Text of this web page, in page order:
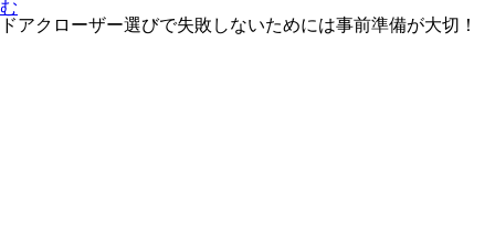
む
ドアクローザー選びで失敗しないためには事前準備が大切！